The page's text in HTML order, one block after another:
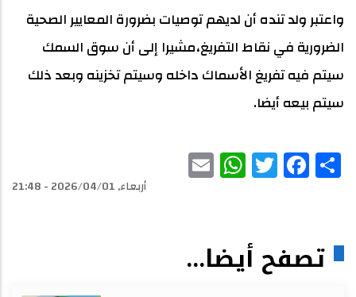
واعتبر ولد تنده أن لديهم توصيات بضرورة المعايير الصحية
الضرورية في نقاط التفريغ،مشيرا إلى أن سوق السمك
سيتم فيه تفريغ الأسماك داخله وسيتم تخزينه وبعد ذلك
سيتم بيعه أيضا.
Share
Facebook
Twitter
WhatsApp
أربعاء, 2026/04/01 - 21:48
تصفح أيضا...